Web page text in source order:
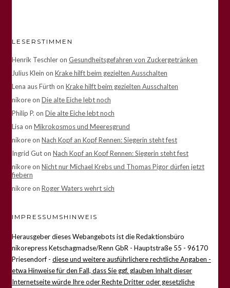
LESERSTIMMEN
Henrik Teschleron Gesundheitsgefahren von Zuckergetränken
Julius Klein on Krake hilft beim gezielten Ausschalten
Lena aus Fürth on Krake hilft beim gezielten Ausschalten
nikoreon Die alte Eiche lebt noch
Philip P. on Die alte Eiche lebt noch
Lisa on Mikrokosmos und Meeresgrund
nikoreon Nach Kopf an Kopf Rennen: Siegerin steht fest
Ingrid Guton Nach Kopf an Kopf Rennen: Siegerin steht fest
nikoreon Nicht nur Michael Krebs und Thomas Pigor dürfen jetzt
fiebern
nikoreon Roger Waters wehrt sich
IMPRESSUMSHINWEIS
Herausgeber dieses Webangebots ist die Redaktionsbüro
nikorepress Ketschagmadse/Renn GbR - Hauptstraße 55 - 96170
Priesendorf - diese und weitere ausführlichere rechtliche Angaben -
etwa Hinweise für den Fall, dass Sie ggf. glauben Inhalt dieser
Internetseite würde Ihre oder Rechte Dritter oder gesetzliche